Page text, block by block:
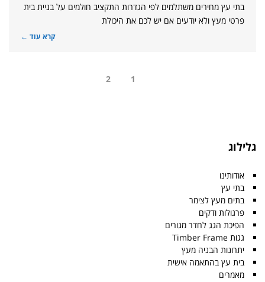
בתי עץ מחירים משתלמים לפי הגדרות התקציב חולמים על בניית בית
פרטי מעץ ולא יודעים אם יש לכם את היכולת
קרא עוד ←
1
2
גלילוג
אודותינו
בתי עץ
בתים מעץ לצימר
פרגולות ודקים
הפיכת הגג לחדר מגורים
גגות Timber Frame
יתרונות הבניה מעץ
בית עץ בהתאמה אישית
מאמרים